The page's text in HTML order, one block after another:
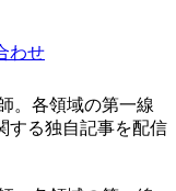
わせ
。各領域の第一線
する独自記事を配信